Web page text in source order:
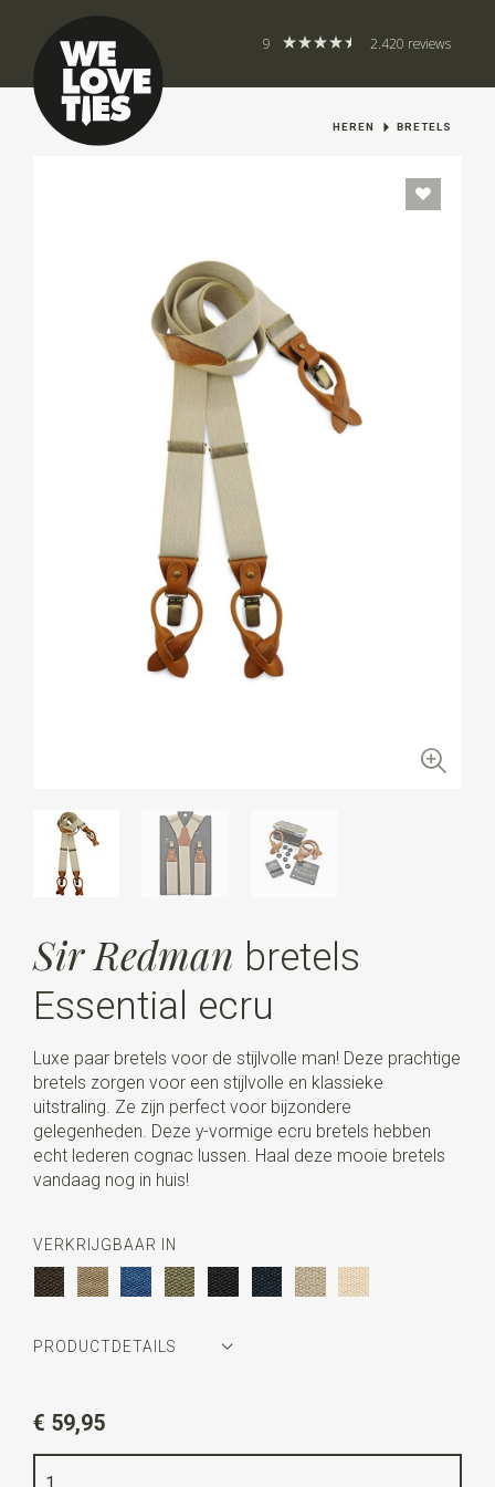
9 2.420 reviews
HEREN BRETELS
Sir Redman bretels
Essential ecru
Luxe paar bretels voor de stijlvolle man! Deze prachtige
bretels zorgen voor een stijlvolle en klassieke
uitstraling. Ze zijn perfect voor bijzondere
gelegenheden. Deze y-vormige ecru bretels hebben
echt lederen cognac lussen. Haal deze mooie bretels
vandaag nog in huis!
VERKRIJGBAAR IN
PRODUCTDETAILS
ecru
Kwaliteit
€ 59,95